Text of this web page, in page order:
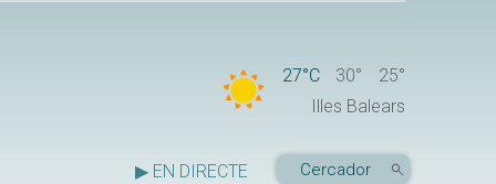
27°C 30°
25°
Illes Balears
▶ EN DIRECTE